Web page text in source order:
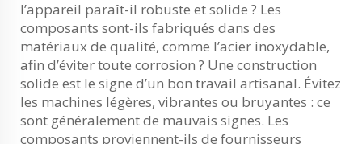
l’appareil paraît-il robuste et solide ? Les
composants sont-ils fabriqués dans des
matériaux de qualité, comme l’acier inoxydable,
afin d’éviter toute corrosion ? Une construction
solide est le signe d’un bon travail artisanal. Évitez
les machines légères, vibrantes ou bruyantes : ce
sont généralement de mauvais signes. Les
composants proviennent-ils de fournisseurs